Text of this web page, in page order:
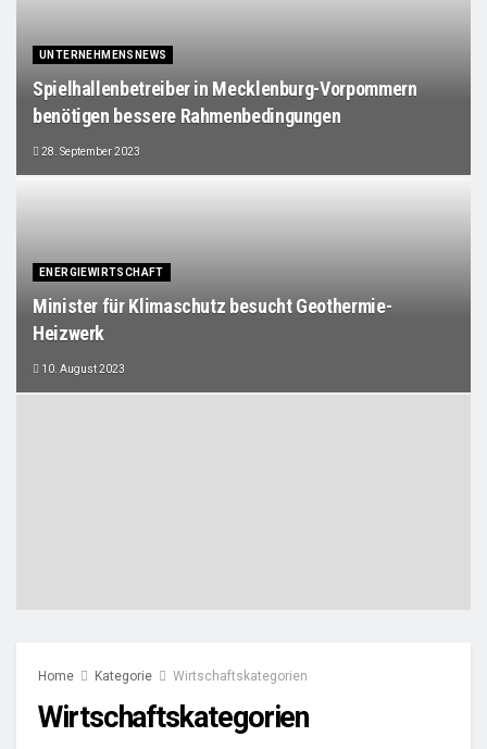
UNTERNEHMENSNEWS
Spielhallenbetreiber in Mecklenburg-Vorpommern
benötigen bessere Rahmenbedingungen
28. September 2023
ENERGIEWIRTSCHAFT
Minister für Klimaschutz besucht Geothermie-
Heizwerk
10. August 2023
Home Kategorie Wirtschaftskategorien
Wirtschaftskategorien